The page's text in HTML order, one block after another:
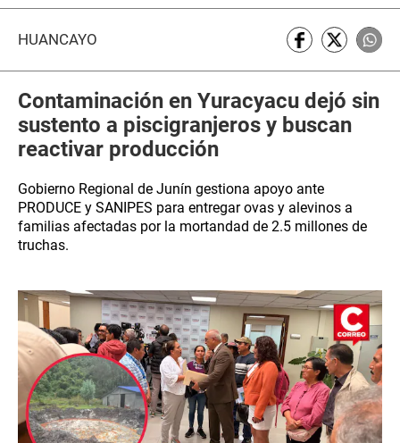
HUANCAYO
Contaminación en Yuracyacu dejó sin
sustento a piscigranjeros y buscan
reactivar producción
Gobierno Regional de Junín gestiona apoyo ante
PRODUCE y SANIPES para entregar ovas y alevinos a
familias afectadas por la mortandad de 2.5 millones de
truchas.